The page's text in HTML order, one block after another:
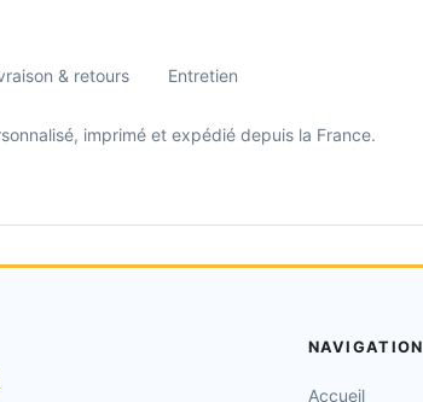
& retours Entretien
imprimé et expédié depuis la France.
NAVIGATION
Accueil